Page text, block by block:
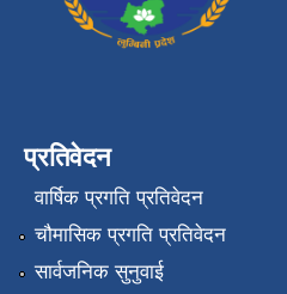
प्रतिवेदन
वार्षिक प्रगति प्रतिवेदन
चौमासिक प्रगति प्रतिवेदन
सार्वजनिक सुनुवाई